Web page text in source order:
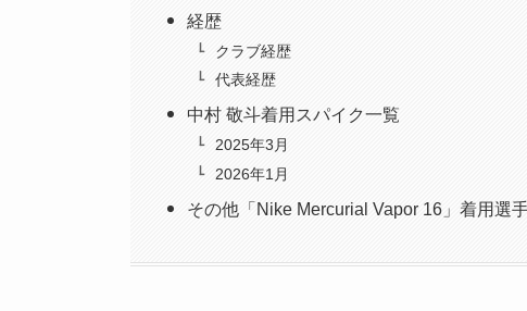
経歴
クラブ経歴
代表経歴
中村 敬斗着用スパイク一覧
2025年3月
2026年1月
その他「Nike Mercurial Vapor 16」着用選